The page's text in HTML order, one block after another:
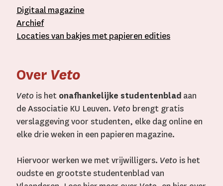
Digitaal magazine
Archief
Locaties van bakjes metpapieren edities
Over Veto
Veto is het onafhankelijke studentenblad aan
de Associatie KU Leuven. Veto brengt gratis
verslaggeving voor studenten, elke dag online en
elke drie weken in een papieren magazine.
Hiervoor werken we met vrijwilligers. Veto is het
oudste en grootste studentenblad van